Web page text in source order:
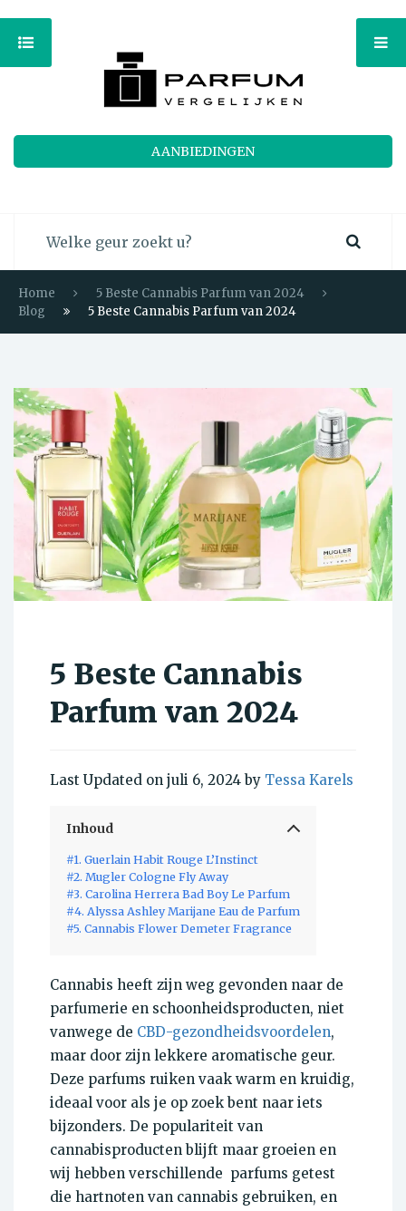
AANBIEDINGEN
Home
5 Beste Cannabis Parfum van 2024
Blog
5 Beste Cannabis Parfum van 2024
5 Beste Cannabis
Parfum van 2024
Last Updated on juli 6, 2024 by Tessa Karels
Inhoud
#1. Guerlain Habit Rouge L’Instinct
#2. Mugler Cologne Fly Away
#3. Carolina Herrera Bad Boy Le Parfum
#4. Alyssa Ashley Marijane Eau de Parfum
#5. Cannabis Flower Demeter Fragrance
Cannabis heeft zijn weg gevonden naar de
parfumerie en schoonheidsproducten, niet
vanwege de CBD-gezondheidsvoordelen,
maar door zijn lekkere aromatische geur.
Deze parfums ruiken vaak warm en kruidig,
ideaal voor als je op zoek bent naar iets
bijzonders. De populariteit van
cannabisproducten blijft maar groeien en
wij hebben verschillende parfums getest
die hartnoten van cannabis gebruiken, en